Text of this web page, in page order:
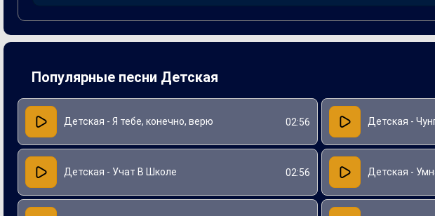
Популярные песни Детская
Детская - Я тебе, конечно, верю 02:56 Детская -
Детская - Учат В Школе 02:56 Детская -